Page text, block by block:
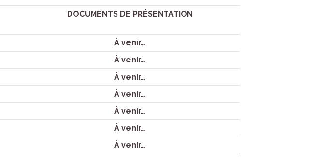
DOCUMENTS DE PRÉSENTATION
À venir…
À venir…
À venir…
À venir…
À venir…
À venir…
À venir…